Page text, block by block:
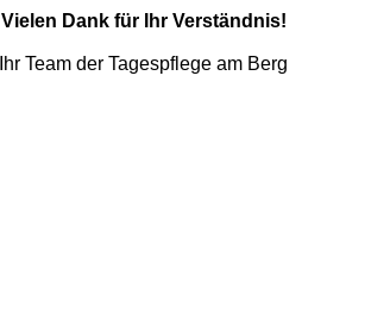
Vielen Dank für Ihr Verständnis!
Ihr Team der Tagespflege am Berg